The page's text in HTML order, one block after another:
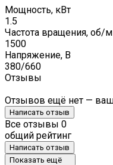
Мощность, кВт
1.5
Частота вращения, об/
1500
Напряжение, В
380/660
Отзывы
Отзывов ещё нет —
Написать отзыв
Все отзывы 0
общий рейтинг
Написать отзыв
Показать ещё